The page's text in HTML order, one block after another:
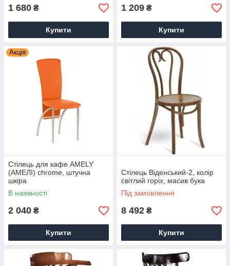
1 680 ₴
Купити
1 209 ₴
Купити
Акція
Стілець для кафе AMELY
(АМЕЛІ) chrome, штучна
шкіра
В наявності
2 040 ₴
Купити
Стілець Віденський-2, колір
світлий горіх, масив бука
Під замовлення
8 492 ₴
Купити